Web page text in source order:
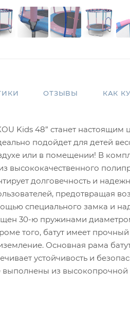
ОТЗЫВЫ КАК
Kids 48” станет
подойдет для детей
или в помещении! В
высококачественного
долговечность и
предотвращая
специального замка и
30-ю пружинами
того, батут имеет
Основная рама
устойчивость и
выполнены из